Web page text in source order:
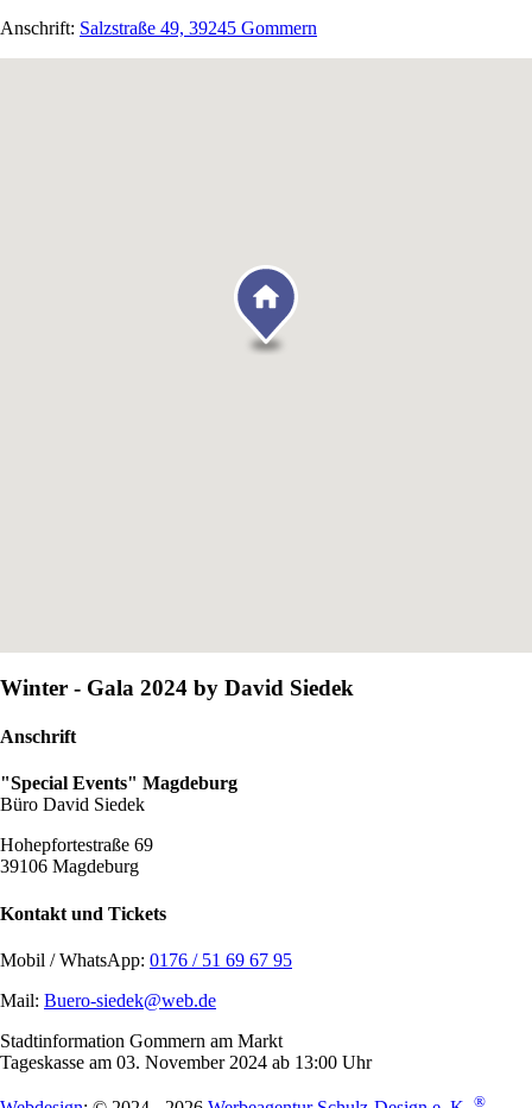
Anschrift: Salzstraße 49, 39245 Gommern
Winter - Gala 2024 by David Siedek
Anschrift
"Special Events" Magdeburg
Büro David Siedek
Hohepfortestraße 69
39106 Magdeburg
Kontakt und Tickets
Mobil / WhatsApp: 0176 / 51 69 67 95
Mail: Buero-siedek@web.de
Stadtinformation Gommern am Markt
Tageskasse am 03. November 2024 ab 13:00 Uhr
®